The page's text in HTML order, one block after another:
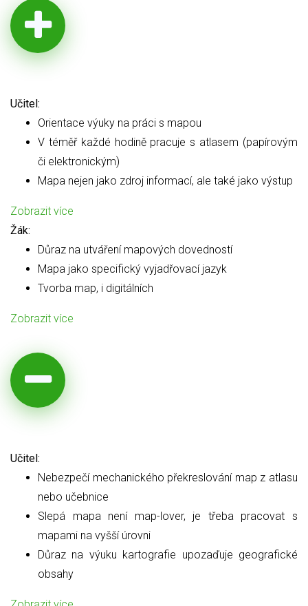
Učitel:
Orientace výuky na práci s mapou
V téměř každé hodině pracuje s atlasem (papírovým
či elektronickým)
Mapa nejen jako zdroj informací, ale také jako výstup
Zobrazit více
Žák:
Důraz na utváření mapových dovedností
Mapa jako specifický vyjadřovací jazyk
Tvorba map, i digitálních
Zobrazit více
Učitel:
Nebezpečí mechanického překreslování map z atlasu
nebo učebnice
Slepá mapa není map-lover, je třeba pracovat s
mapami na vyšší úrovni
Důraz na výuku kartografie upozaďuje geografické
obsahy